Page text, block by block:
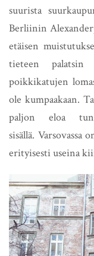
suurista
Berliinin
etäisen
tieteen
poikkikatujen
ole kumpaakaan.
paljon eloa
sisällä. Varsovassa
erityisesti useina